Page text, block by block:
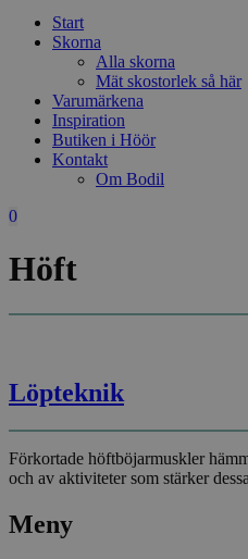
Start
Skorna
Alla skorna
Mät skostorlek så här
Varumärkena
Inspiration
Butiken i Höör
Kontakt
Om Bodil
0
Höft
Löpteknik
Förkortade höftböjarmuskler
och av aktiviteter som stärker
Meny